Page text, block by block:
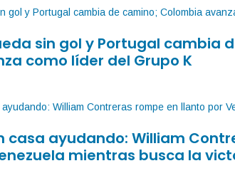
sin gol y Portugal cambia
como líder del Grupo K
casa ayudando: William
mientras busca la